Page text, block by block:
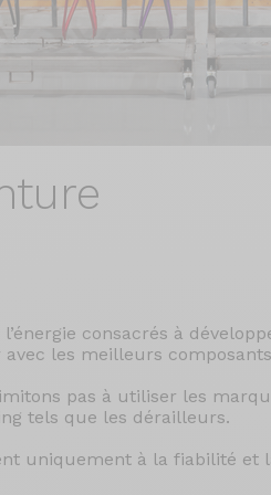
consacrés à
avec les meilleurs
pas à utiliser les
tels que les dérailleurs.
uniquement à la fiabilité et